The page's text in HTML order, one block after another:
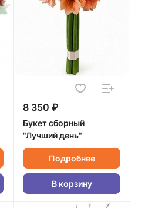
8 350 ₽
Букет сборный
"Лучший день"
Подробнее
В корзину